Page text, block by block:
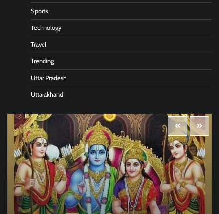
Sports
Technology
Travel
Trending
Uttar Pradesh
Uttarakhand